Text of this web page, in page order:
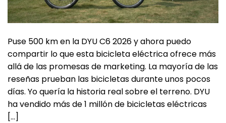
Puse 500 km en la DYU C6 2026 y ahora puedo
compartir lo que esta bicicleta eléctrica ofrece más
allá de las promesas de marketing. La mayoría de las
reseñas prueban las bicicletas durante unos pocos
días. Yo quería la historia real sobre el terreno. DYU
ha vendido más de 1 millón de bicicletas eléctricas
[…]